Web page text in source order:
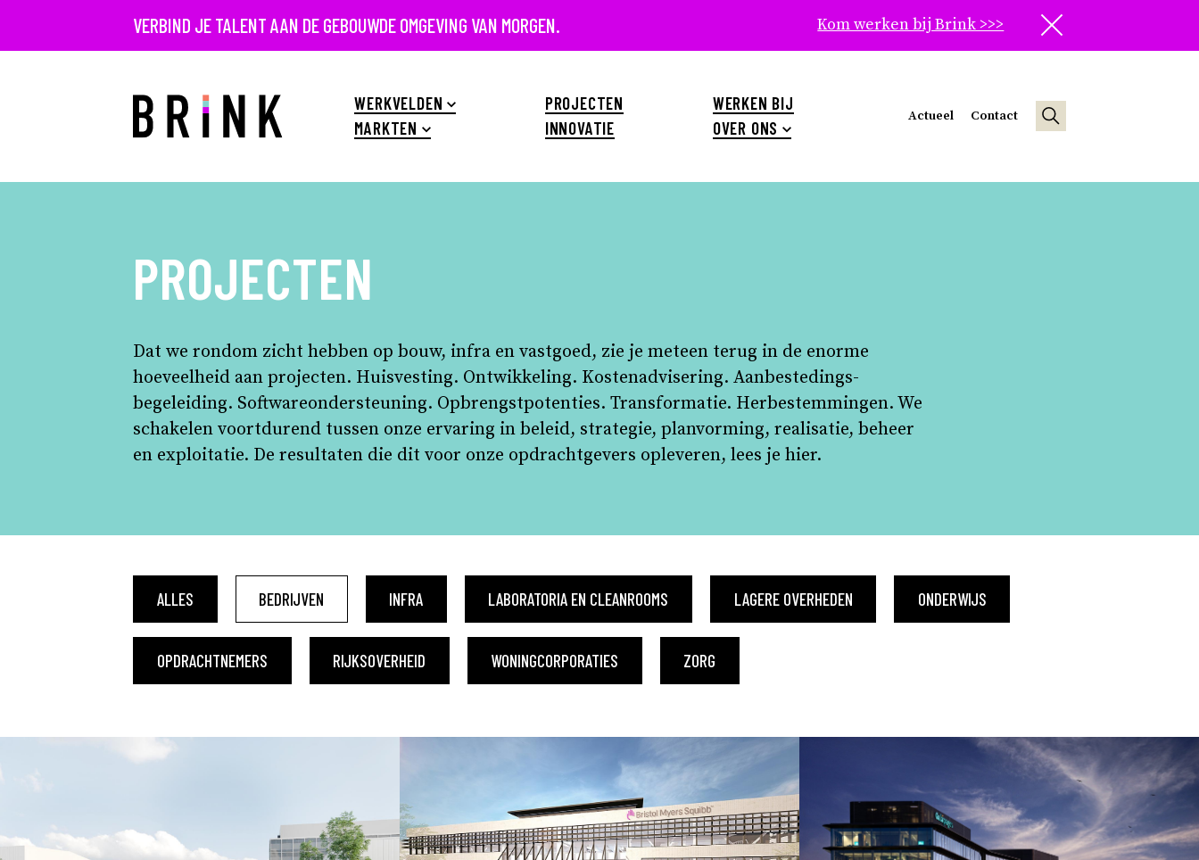
VERBIND JE TALENT AAN DE GEBOUWDE OMGEVING VAN MORGEN. Kom werken bij Brink >>> Sluit
WERKVELDEN
MARKTEN
PROJECTEN
INNOVATIE
WERKEN BIJ
OVER ONS
Actueel Contact
PROJECTEN
Dat we rondom zicht hebben op bouw, infra en vastgoed, zie je meteen terug in de enorme
hoeveelheid aan projecten. Huisvesting. Ontwikkeling. Kostenadvisering. Aanbestedings­
begeleiding. Softwareondersteuning. Opbrengstpotenties. Transformatie. Herbestemmingen. We
schakelen voortdurend tussen onze ervaring in beleid, strategie, planvorming, realisatie, beheer
en exploitatie. De resultaten die dit voor onze opdrachtgevers opleveren, lees je hier.
ALLES BEDRIJVEN INFRA LABORATORIA EN CLEANROOMS LAGERE OVERHEDEN ONDERWIJS
OPDRACHTNEMERS RIJKSOVERHEID WONINGCORPORATIES ZORG